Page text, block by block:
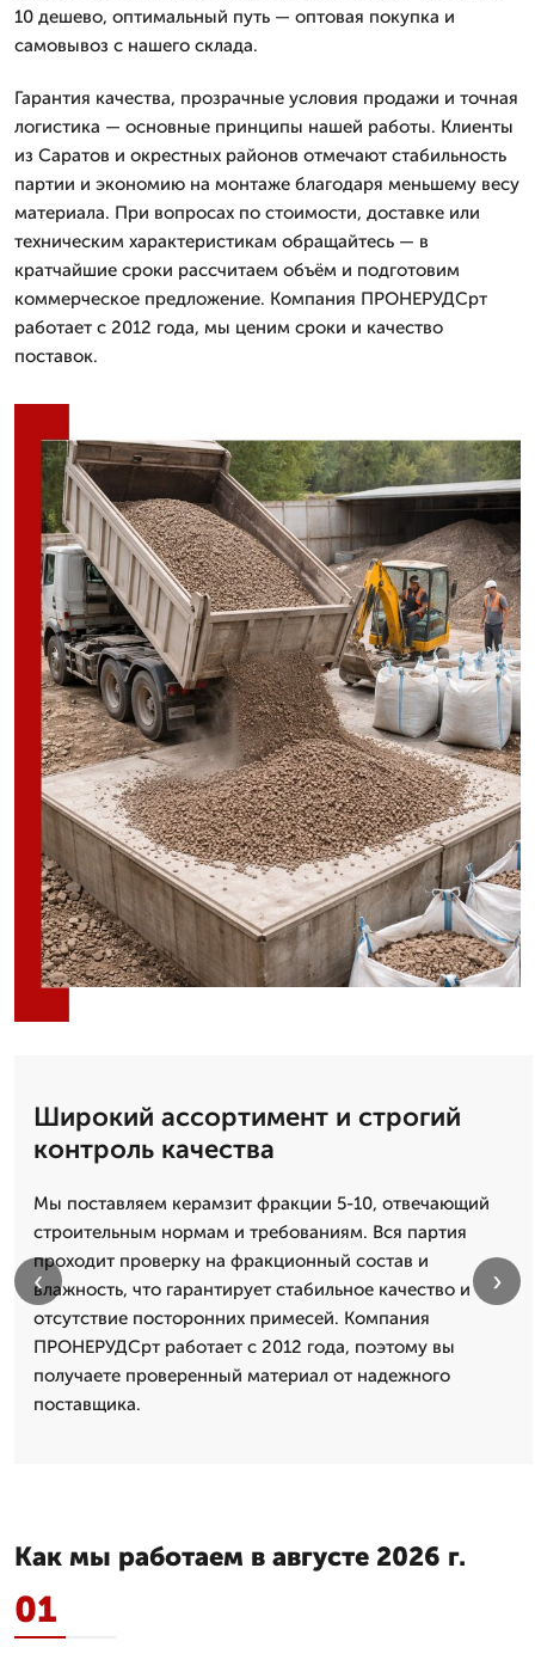
10 дешево, оптимальный путь — оптовая покупка и
самовывоз с нашего склада.
Гарантия качества, прозрачные условия продажи и точная
логистика — основные принципы нашей работы. Клиенты
из Саратов и окрестных районов отмечают стабильность
партии и экономию на монтаже благодаря меньшему весу
материала. При вопросах по стоимости, доставке или
техническим характеристикам обращайтесь — в
кратчайшие сроки рассчитаем объём и подготовим
коммерческое предложение. Компания ПРОНЕРУДСрт
работает с 2012 года, мы ценим сроки и качество
поставок.
Широкий ассортимент и строгий
контроль качества
Мы поставляем керамзит фракции 5-10, отвечающий
строительным нормам и требованиям. Вся партия
проходит проверку на фракционный состав и
влажность, что гарантирует стабильное качество и
отсутствие посторонних примесей. Компания
ПРОНЕРУДСрт работает с 2012 года, поэтому вы
получаете проверенный материал от надежного
поставщика.
‹ ›
Как мы работаем в августе 2026 г.
01